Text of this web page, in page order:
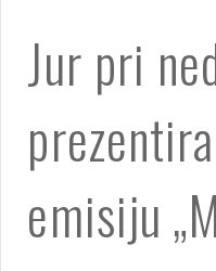
Jur pri
emisiju